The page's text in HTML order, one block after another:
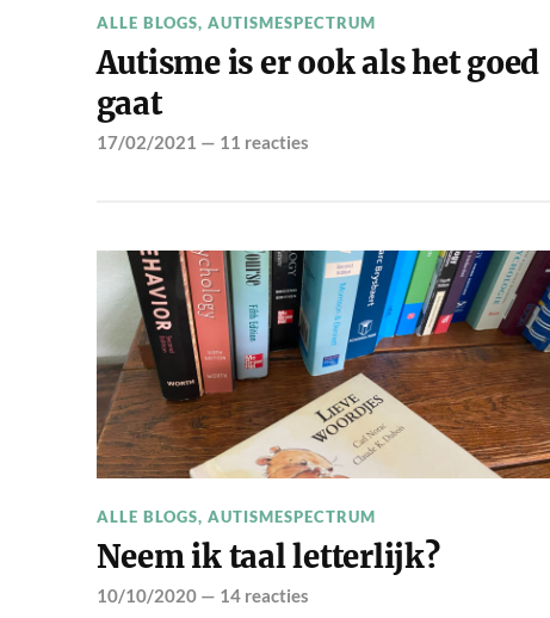
ALLE BLOGS, AUTISMESPECTRUM
Autisme is er ook als het goed
gaat
17/02/2021 — 11 reacties
ALLE BLOGS, AUTISMESPECTRUM
Neem ik taal letterlijk?
10/10/2020— 14 reacties